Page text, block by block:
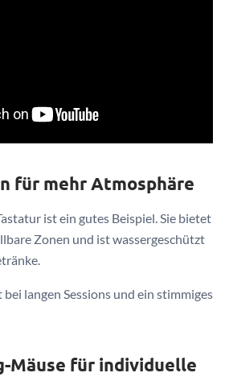
für mehr Atmosphäre
ist ein gutes Beispiel. Sie bietet
Zonen und ist wassergeschützt
langen Sessions und ein stimmiges
Mäuse für individuelle